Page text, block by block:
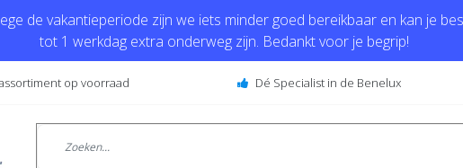
de vakantieperiode zijn we iets minder goed bereikbaar en kan je
tot 1 werkdag extra onderweg zijn. Bedankt voor je begrip!
op voorraad Dé Specialist in de Benelux